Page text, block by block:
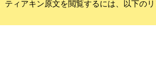
ティアキン原文を閲覧するには、以下の